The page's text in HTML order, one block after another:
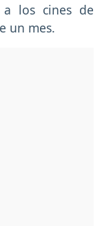
los cines de
un mes.